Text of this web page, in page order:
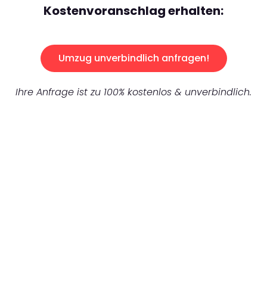
Kostenvoranschlag erhalten:
Umzug unverbindlich anfragen!
Ihre Anfrage ist zu 100% kostenlos & unverbindlich.